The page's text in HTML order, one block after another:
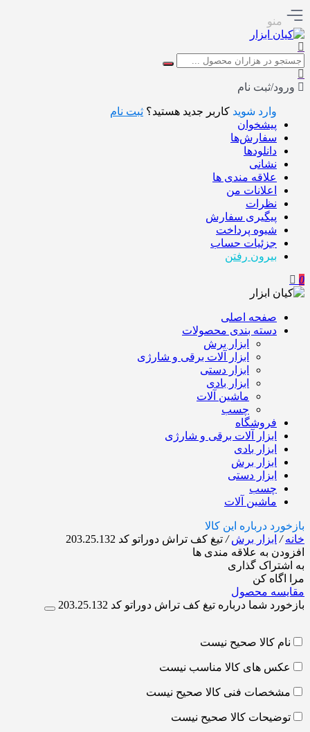
منو
ورود/ثبت نام
وارد شوید کاربر جدید هستید؟ ثبت نام
پیشخوان
سفارش‌ها
دانلودها
نشانی
علاقه مندی ها
اعلانات من
نظرات
پیگیری سفارش
شیوه پرداخت
جزئیات حساب
بیرون رفتن
0
صفحه اصلی
دسته بندی محصولات
ابزار برش
ابزار آلات برقی و شارژی
ابزار دستی
ابزار بادی
ماشین آلات
چسب
فروشگاه
ابزار آلات برقی و شارژی
ابزار بادی
ابزار برش
ابزار دستی
چسب
ماشین آلات
بازخورد درباره این کالا
خانه/ ابزار برش/ تیغ کف تراش دوراتو کد 203.25.132
افزودن به علاقه مندی ها
به اشتراک گذاری
مرا اگاه کن
مقایسه محصول
بازخورد شما درباره تیغ کف تراش دوراتو کد 203.25.132
نام کالا صحیح نیست
عکس های کالا مناسب نیست
مشخصات فنی کالا صحیح نیست
توضیحات کالا صحیح نیست